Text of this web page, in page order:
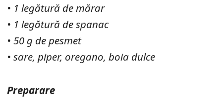
• 1 legătură de mărar
• 1 legătură de spanac
• 50 g de pesmet
• sare, piper, oregano, boia dulce
Preparare